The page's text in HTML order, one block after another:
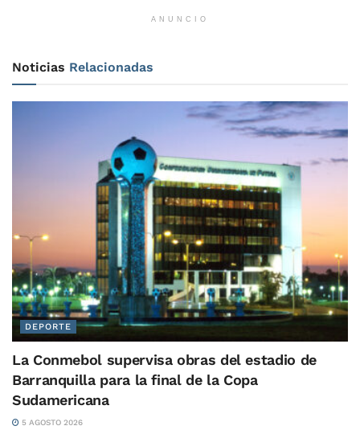
ANUNCIO
Noticias Relacionadas
DEPORTE
La Conmebol supervisa obras del estadio de
Barranquilla para la final de la Copa
Sudamericana
5 AGOSTO 2026